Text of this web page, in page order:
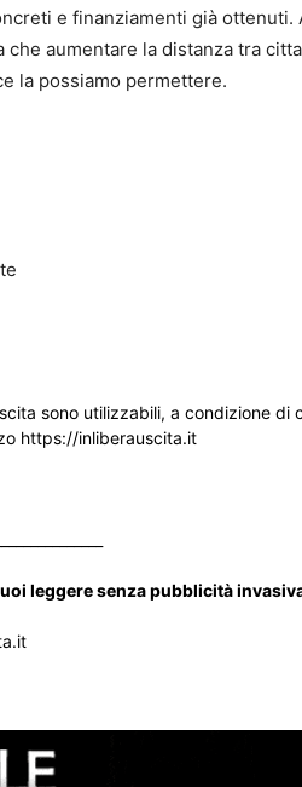
e finanziamenti già ottenuti.
aumentare la distanza tra
la possiamo permettere.
sono utilizzabili, a condizione di
https://inliberauscita.it
leggere senza pubblicità